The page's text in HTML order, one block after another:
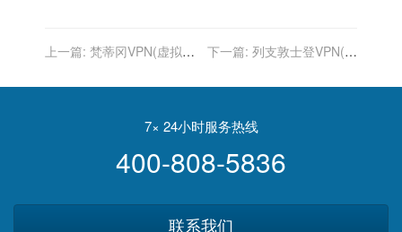
上一篇: 梵蒂冈VPN(虚拟专
下一篇: 列支敦士登VPN(虚
7× 24小时服务热线
400-808-5836
联系我们